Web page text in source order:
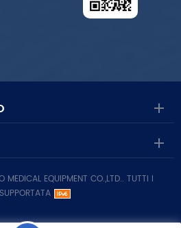
EQUIPMENT CO.,LTD.. TUTTI I